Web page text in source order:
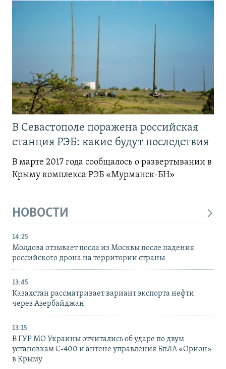
В Севастополе поражена российская
станция РЭБ: какие будут последствия
В марте 2017 года сообщалось о развертывании в
Крыму комплекса РЭБ «Мурманск-БН»
НОВОСТИ
14:25
Молдова отзывает посла из Москвы после падения
российского дрона на территории страны
13:45
Казахстан рассматривает вариант экспорта нефти
через Азербайджан
13:15
В ГУР МО Украины отчитались об ударе по двум
установкам С-400 и антене управления БпЛА «Орион»
в Крыму